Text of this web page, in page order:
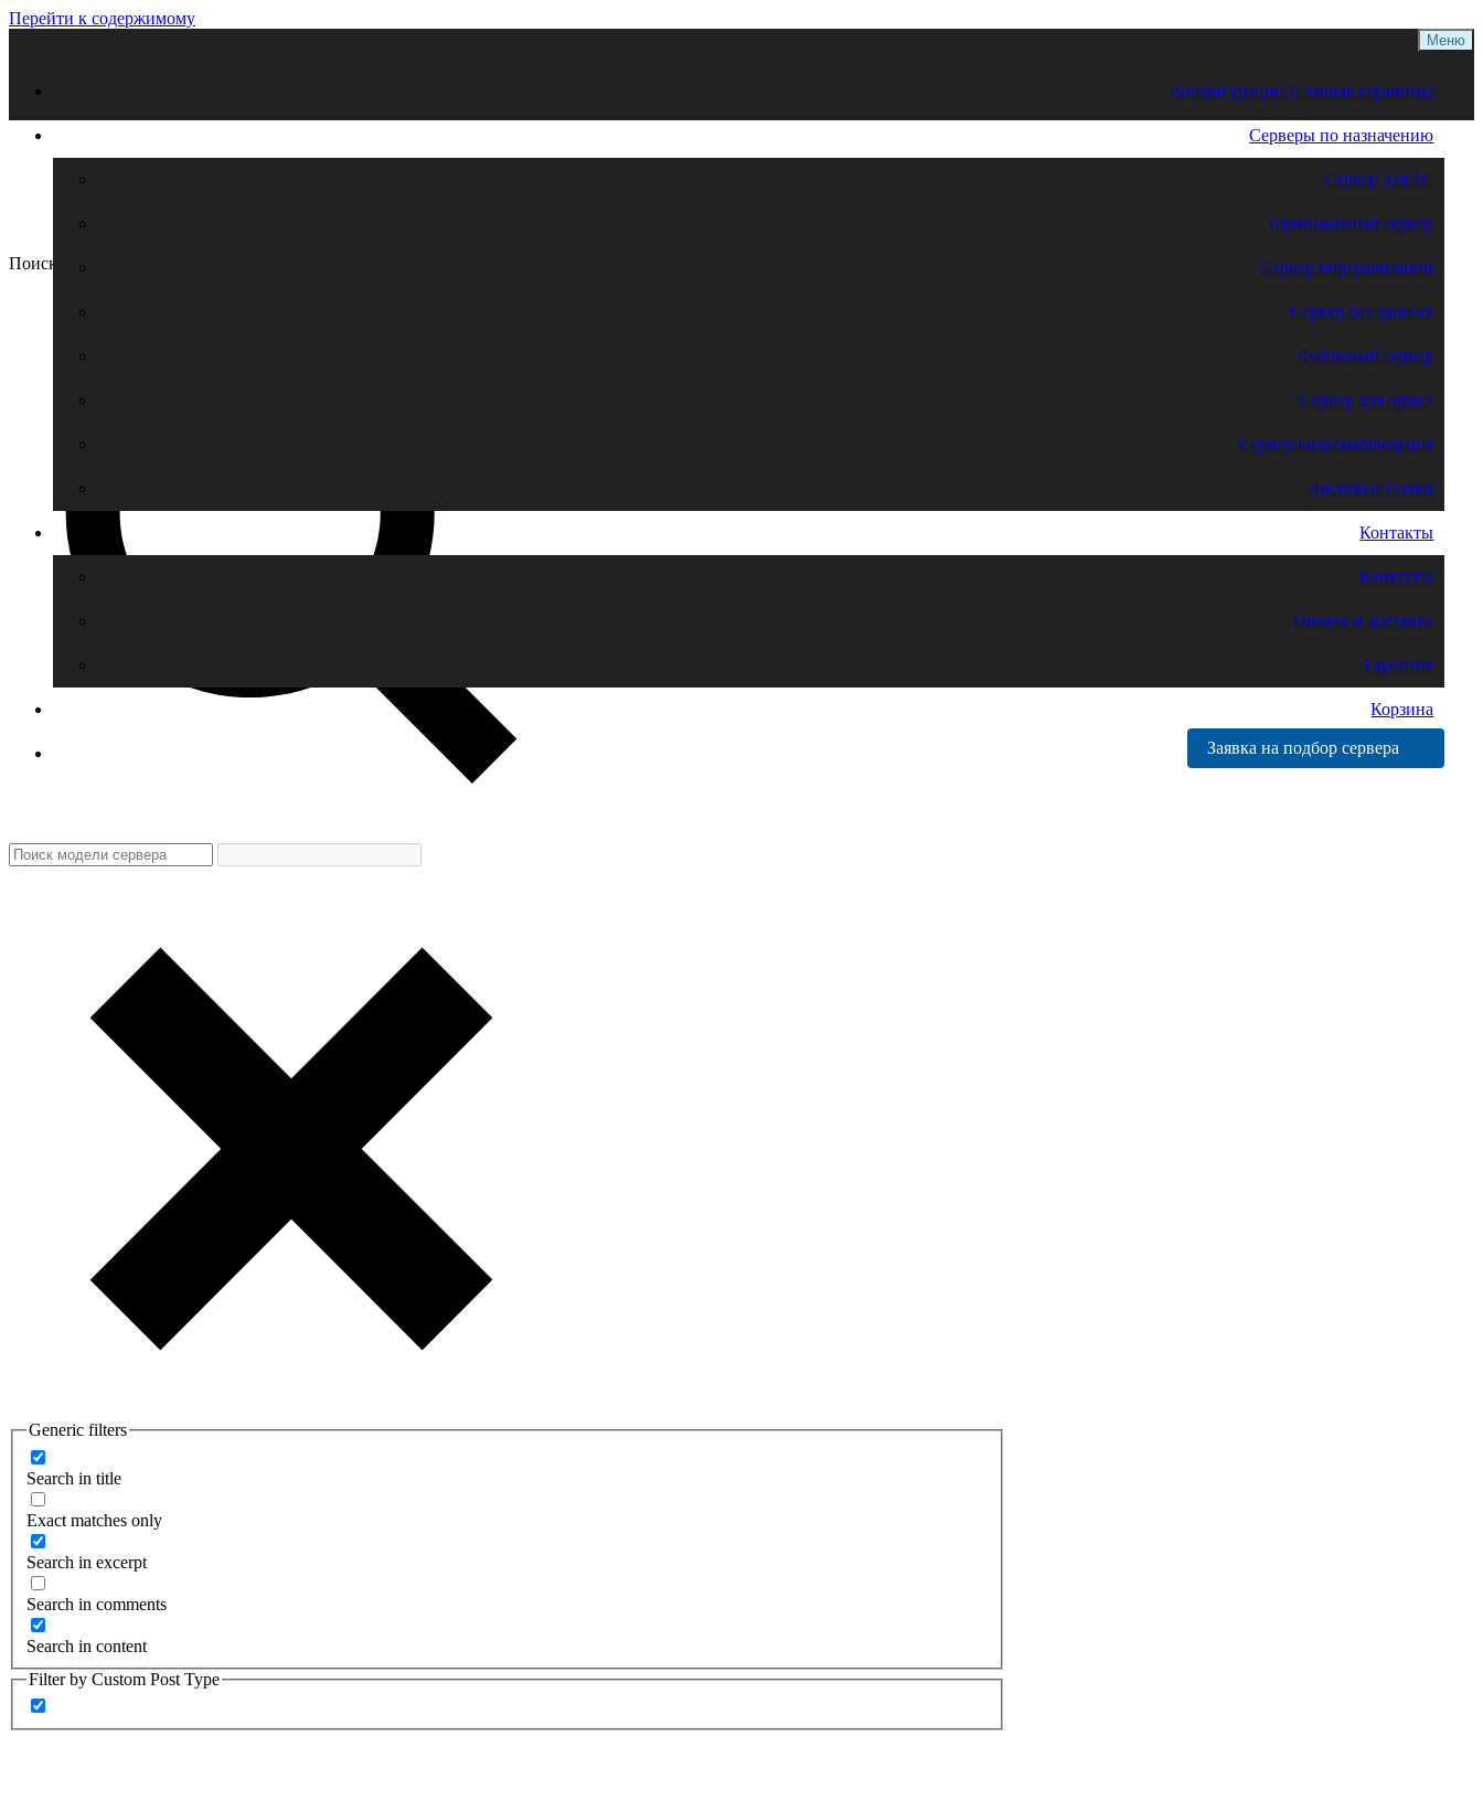
Перейти к содержимому
Меню
Конфигурации (Главная страница)
Серверы по назначению
Сервер для 1С
Терминальный сервер
Сервер виртуализации
Сервер баз данных
Файловый сервер
Сервер для офиса
Сервер видеонаблюдения
Дисковые полки
Контакты
Контакты
Оплата и доставка
Гарантия
Корзина
Заявка на подбор сервера
Поиск
Generic filters
Search in title
Exact matches only
Search in excerpt
Search in comments
Search in content
Filter by Custom Post Type